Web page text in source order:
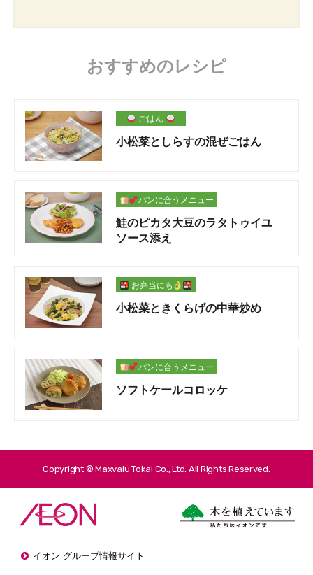
おすすめのレシピ
ごはん
小松菜としらすの混ぜごはん
パンに合うメニュー
鮭のピカタ大豆のラタトゥイユ
ソース添え
お弁当にも
小松菜ときくらげの中華炒め
パンに合うメニュー
ソフトケールコロッケ
Copyright © Maxvalu Tokai Co., Ltd. All Rights Reserved.
イオン グループ情報サイト